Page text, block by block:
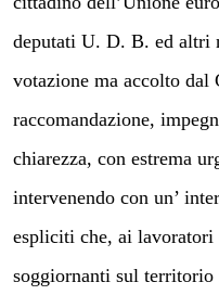
deputati U. D. B. ed altri
votazione ma accolto dal
raccomandazione,
chiarezza, con estrema
intervenendo con un’
espliciti che, ai lavoratori
soggiornanti sul